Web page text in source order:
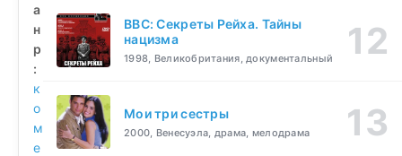
а
н
р
:
к
о
м
е
BBC: Секреты Рейха. Тайны
нацизма
1998, Великобритания, документальный
Мои три сестры
2000, Венесуэла, драма, мелодрама